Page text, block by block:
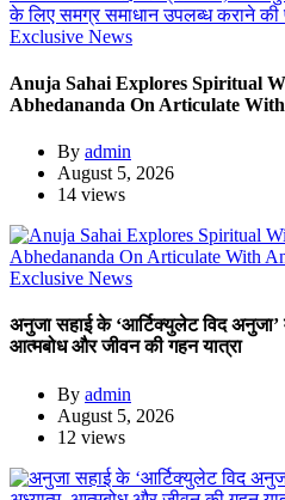
Exclusive News
Anuja Sahai Explores Spiritual
Abhedananda On Articulate
By admin
August 5, 2026
14 views
Exclusive News
अनुजा सहाई के ‘आर्टिक्युलेट विद
आत्मबोध और जीवन की गहन यात्रा
By admin
August 5, 2026
12 views